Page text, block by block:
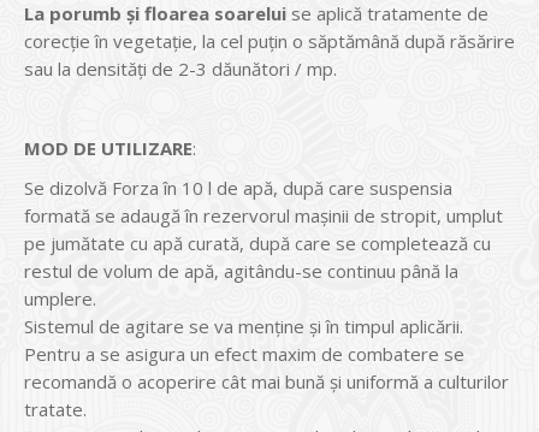
La porumb și floarea soarelui se aplică tratamente de
corecție în vegetație, la cel puțin o săptămână după răsărire
sau la densități de 2-3 dăunători / mp.
MOD DE UTILIZARE:
Se dizolvă Forza în 10 l de apă, după care suspensia
formată se adaugă în rezervorul maşinii de stropit, umplut
pe jumătate cu apă curată, după care se completează cu
restul de volum de apă, agitându-se continuu până la
umplere.
Sistemul de agitare se va menţine şi în timpul aplicării.
Pentru a se asigura un efect maxim de combatere se
recomandă o acoperire cât mai bună şi uniformă a culturilor
tratate.